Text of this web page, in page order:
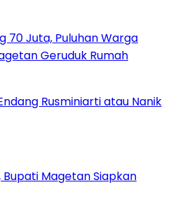
70 Juta, Puluhan Warga
Geruduk Rumah
Bupati Magetan Siapkan